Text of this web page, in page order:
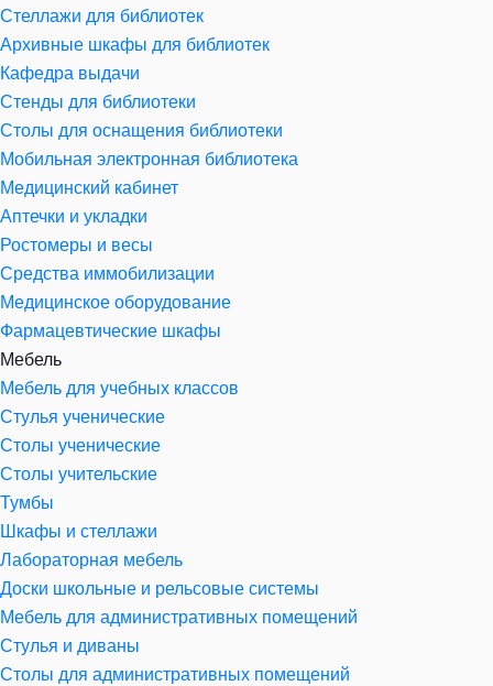
Стеллажи для библиотек
Архивные шкафы для библиотек
Кафедра выдачи
Стенды для библиотеки
Столы для оснащения библиотеки
Мобильная электронная библиотека
Медицинский кабинет
Аптечки и укладки
Ростомеры и весы
Средства иммобилизации
Медицинское оборудование
Фармацевтические шкафы
Мебель
Мебель для учебных классов
Стулья ученические
Столы ученические
Столы учительские
Тумбы
Шкафы и стеллажи
Лабораторная мебель
Доски школьные и рельсовые системы
Мебель для административных помещений
Стулья и диваны
Столы для административных помещений